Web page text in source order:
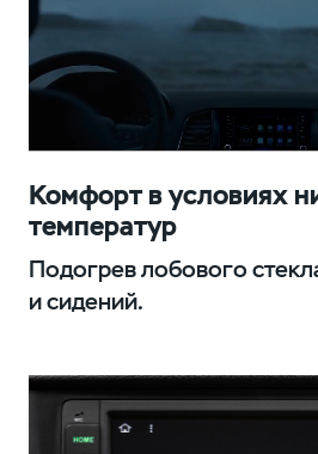
Комфорт в условиях
температур
Подогрев лобового
и сидений.